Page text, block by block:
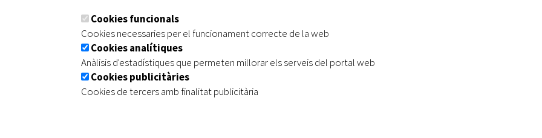
| Avís legal | Protecció de dades
Cookies funcionals
Cookies necessaries per el funcionament correcte de la web
Cookies analítiques
Anàlisis d'estadístiques que permeten millorar els serveis del portal web
Cookies publicitàries
Cookies de tercers amb finalitat publicitària